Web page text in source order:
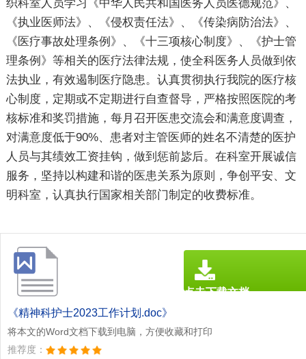
织科室人员学习《中华人民共和国医务人员医德规范》、
《执业医师法》、《侵权责任法》、《传染病防治法》、
《医疗事故处理条例》、《十三项核心制度》、《护士管
理条例》等相关的医疗法律法规，使全科医务人员做到依
法执业，有效遏制医疗隐患。认真贯彻执行我院的医疗核
心制度，定期或不定期进行自查督导，严格按照医院的考
核标准和奖罚措施，每月召开医患交流会和满意度调查，
对满意度低于90%、患者对主管医师的姓名不清楚的医护
人员与其绩效工资挂钩，做到惩前毖后。在科室开展诚信
服务，坚持以构建和谐的医患关系为原则，争创平安、文
明科室，认真执行国家相关部门制定的收费标准。
《精神科护士2023工作计划.doc》
将本文的Word文档下载到电脑，方便收藏和打印
推荐度：
点击下载文档